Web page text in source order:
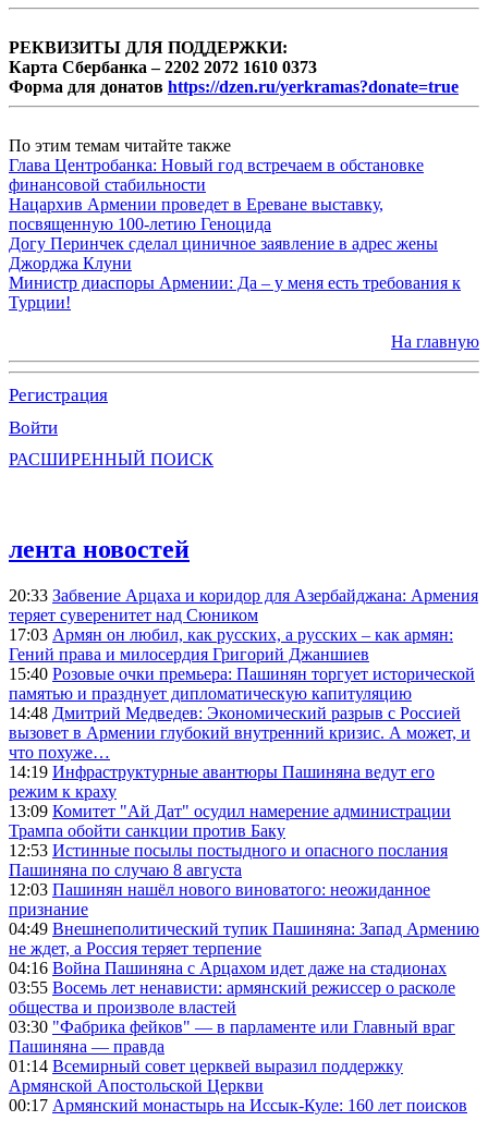
РЕКВИЗИТЫ ДЛЯ ПОДДЕРЖКИ:
Карта Сбербанка – 2202 2072 1610 0373
Форма для донатов https://dzen.ru/yerkramas?donate=true
По этим темам читайте также
Глава Центробанка: Новый год встречаем в обстановке
финансовой стабильности
Нацархив Армении проведет в Ереване выставку,
посвященную 100-летию Геноцида
Догу Перинчек сделал циничное заявление в адрес жены
Джорджа Клуни
Министр диаспоры Армении: Да – у меня есть требования к
Турции!
На главную
Регистрация
Войти
РАСШИРЕННЫЙ ПОИСК
лента новостей
20:33 Забвение Арцаха и коридор для Азербайджана: Армения
теряет суверенитет над Сюником
17:03 Армян он любил, как русских, а русских – как армян:
Гений права и милосердия Григорий Джаншиев
15:40 Розовые очки премьера: Пашинян торгует исторической
памятью и празднует дипломатическую капитуляцию
14:48 Дмитрий Медведев: Экономический разрыв с Россией
вызовет в Армении глубокий внутренний кризис. А может, и
что похуже…
14:19 Инфраструктурные авантюры Пашиняна ведут его
режим к краху
13:09 Комитет "Ай Дат" осудил намерение администрации
Трампа обойти санкции против Баку
12:53 Истинные посылы постыдного и опасного послания
Пашиняна по случаю 8 августа
12:03 Пашинян нашёл нового виноватого: неожиданное
признание
04:49 Внешнеполитический тупик Пашиняна: Запад Армению
не ждет, а Россия теряет терпение
04:16 Война Пашиняна с Арцахом идет даже на стадионах
03:55 Восемь лет ненависти: армянский режиссер о расколе
общества и произволе властей
03:30 "Фабрика фейков" — в парламенте или Главный враг
Пашиняна — правда
01:14 Всемирный совет церквей выразил поддержку
Армянской Апостольской Церкви
00:17 Армянский монастырь на Иссык-Куле: 160 лет поисков